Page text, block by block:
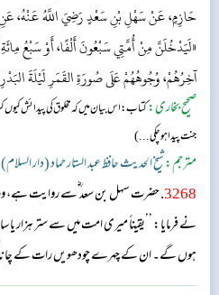
حَازِمٍ، عَنْ سَهْلِ بْنِ سَعْدٍ رَضِيَ اللَّهُ عَنْهُ، عَنِ
«لَيَدْخُلَنَّ مِنْ أُمَّتِي سَبْعُونَ أَلْفًا، أَوْ سَبْعُ
آخِرُهُمْ، وُجُوهُهُمْ عَلَى صُورَةِ القَمَرِ لَيْلَةَ
صحیح بخاری:کتاب: اس بیان میں کہ مخلوق کی پیدائش
جنت پیدا ہوچکی...)
مترجم:شیخ الحدیث حافظ عبد الستار حماد (دار السلام)
3268. حضرت سہل بن سعد ؓسے روایت ہے،
نے فرمایا: ’’یقیناً میری امت میں سے ستر ہزار
ہوں گے۔ ان کے چہرے چودھویں رات کے